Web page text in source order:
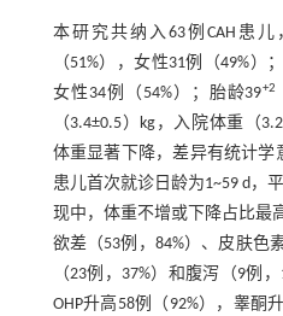
本研究共纳入63例CAH患
（51%），女性31例（49%）
女性34例（54%）；胎龄39+2
（3.4±0.5）kg，入院体重（
体重显著下降，差异有统计学
患儿首次就诊日龄为1~59 d，
现中，体重不增或下降占比最
欲差（53例，84%）、皮肤色
（23例，37%）和腹泻（9例
OHP升高58例（92%），睾酮